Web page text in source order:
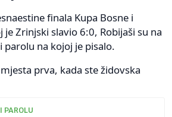
finala Kupa Bosne i
je Zrinjski slavio 6:0, Robijaši su na
na kojoj je pisalo.
prva, kada ste židovska
PAROLU